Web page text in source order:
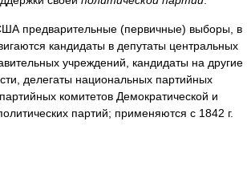
предварительные (первичные) выборы, в
кандидаты в депутаты центральных
учреждений, кандидаты на другие
делегаты национальных партийных
комитетов Демократической и
партий; применяются с 1842 г.